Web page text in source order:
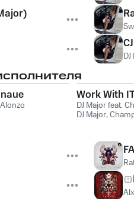
CJ
Work With
DJ Major feat.
DJ Major,